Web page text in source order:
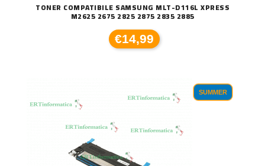
TONER COMPATIBILE SAMSUNG MLT-D116L XPRESS
M2625 2675 2825 2875 2835 2885
€14,99
SUMMER